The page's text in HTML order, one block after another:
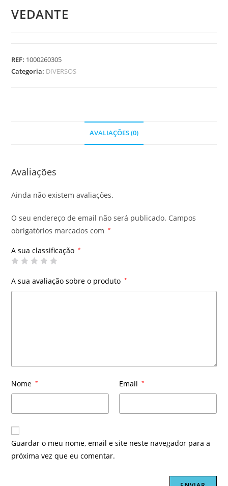
VEDANTE
REF: 1000260305
Categoria: DIVERSOS
AVALIAÇÕES (0)
Avaliações
Ainda não existem avaliações.
O seu endereço de email não será publicado. Campos
obrigatórios marcados com
*
A sua classificação *
A sua avaliação sobre o produto *
Nome * Email *
Guardar o meu nome, email e site neste navegador para a
próxima vez que eu comentar.